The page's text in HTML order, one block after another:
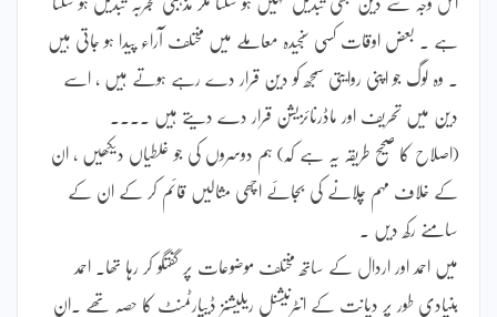
ہے ۔ بعض اوقات کسی سنجیدہ معاملے میں مختلف آراء پیدا ہو جاتی ہیں
۔ وہ لوگ جو اپنی روایتی سمجھ کو دین قرار دے رہے ہوتے ہیں ، اسے
دین میں تحریف اور ماڈرنائزیشن قرار دے دیتے ہیں ۔۔۔۔
(اصلاح کا صحیح طریقہ یہ ہے کہ) ہم دوسروں کی جو غلطیاں دیکھیں ، ان
کے خلاف مہم چلانے کی بجائے اچھی مثالیں قائم کر کے ان کے
سامنے رکھ دیں ۔
میں احمد اور اردال کے ساتھ مختلف موضوعات پر گفتگو کر رہا تھا۔ احمد
بنیادی طور پر دیانت کے انٹرنیشنل ریلیشنز ڈیپارٹمنٹ کا حصہ تھے ۔ان